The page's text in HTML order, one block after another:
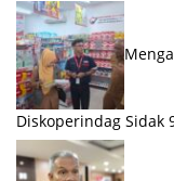
Diskoperindag Sidak